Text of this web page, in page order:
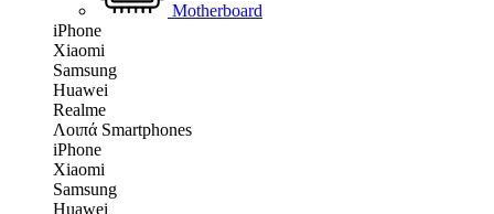
Motherboard
iPhone
Xiaomi
Samsung
Huawei
Realme
Λοιπά Smartphones
iPhone
Xiaomi
Samsung
Huawei